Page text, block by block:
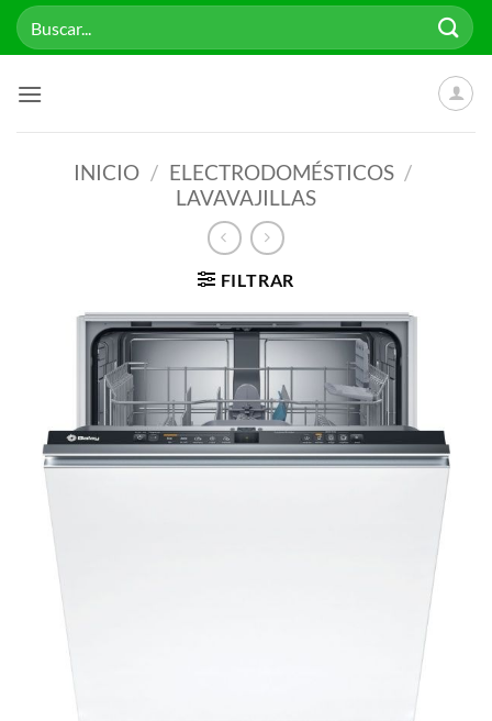
Saltar
Buscar
por:
INICIO / ELECTRODOMÉSTICOS /
LAVAVAJILLAS
FILTRAR